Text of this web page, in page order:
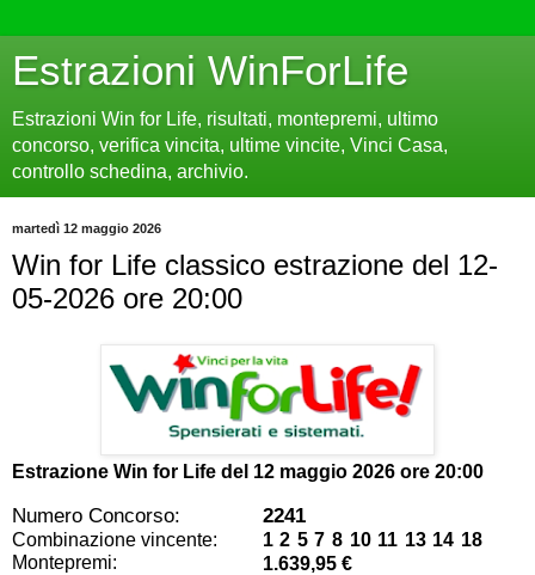
Estrazioni WinForLife
Estrazioni Win for Life, risultati, montepremi, ultimo
concorso, verifica vincita, ultime vincite, Vinci Casa,
controllo schedina, archivio.
martedì 12 maggio 2026
Win for Life classico estrazione del 12-
05-2026 ore 20:00
Estrazione Win for Life del 12 maggio 2026 ore 20:00
Numero Concorso: 2241
Combinazione vincente:
1 2 5 7 8 10 11 13 14 18
Montepremi:
1.639,95 €